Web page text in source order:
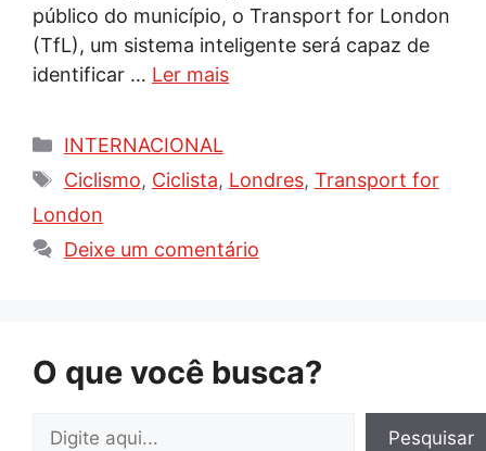
público do município, o Transport for London
(TfL), um sistema inteligente será capaz de
identificar … Ler mais
Categorias
INTERNACIONAL
Tags
Ciclismo, Ciclista, Londres, Transport for
London
Deixe um comentário
O que você busca?
Pesquisar Pesquisar